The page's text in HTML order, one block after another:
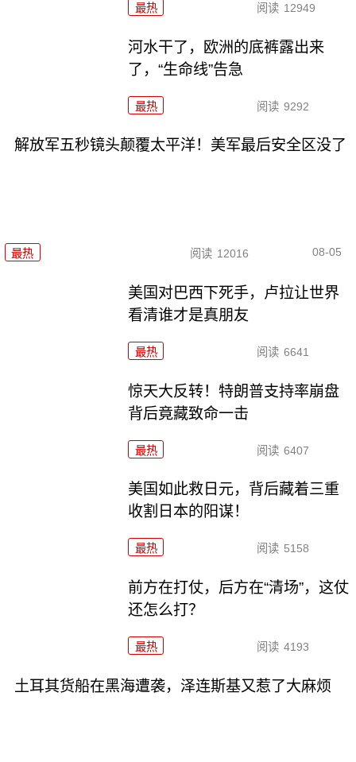
最热 阅读 12949
河水干了，欧洲的底裤露出来
了，“生命线”告急
最热 阅读 9292
解放军五秒镜头颠覆太平洋！美军最后安全区没了
最热 阅读 12016 08-05
美国对巴西下死手，卢拉让世界
看清谁才是真朋友
最热 阅读 6641
惊天大反转！特朗普支持率崩盘
背后竟藏致命一击
最热 阅读 6407
美国如此救日元，背后藏着三重
收割日本的阳谋！
最热 阅读 5158
前方在打仗，后方在“清场”，这仗
还怎么打？
最热 阅读 4193
土耳其货船在黑海遭袭，泽连斯基又惹了大麻烦